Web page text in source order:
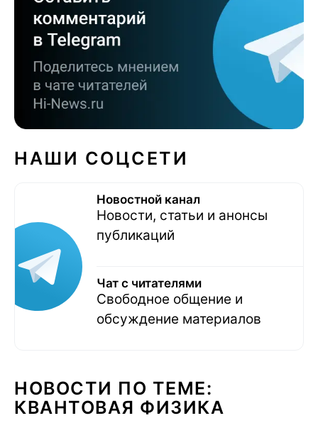
НАШИ СОЦСЕТИ
Новостной канал
Новости, статьи и анонсы
публикаций
Чат с читателями
Свободное общение и
обсуждение материалов
НОВОСТИ ПО ТЕМЕ:
КВАНТОВАЯ ФИЗИКА